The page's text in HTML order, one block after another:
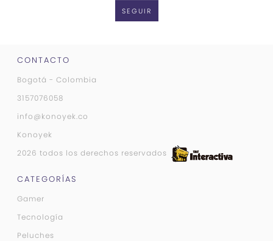
SEGUIR
CONTACTO
Bogotá - Colombia
3157076058
info@konoyek.co
Konoyek
2026 todos los derechos reservados
CATEGORÍAS
Gamer
Tecnología
Peluches